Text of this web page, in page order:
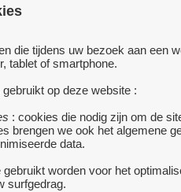
die tijdens uw bezoek aan een
tablet of smartphone.
op deze website :
: cookies die nodig zijn om de
brengen we ook het algemene
data.
gebruikt worden voor het
surfgedrag.
De woning is
fantastische
het terrein bevindt
Deze eigendom
voor wie wil
omgeving, of
dieren overweegt.